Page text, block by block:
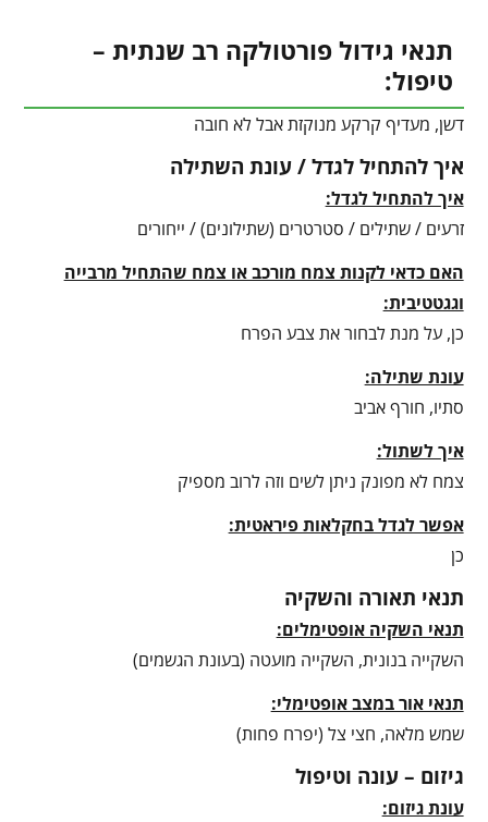
תנאי גידול פורטולקה רב שנתית –
טיפול:
דשן, מעדיף קרקע מנוקזת אבל לא חובה
איך להתחיל לגדל / עונת השתילה
איך להתחיל לגדל:
זרעים / שתילים / סטרטרים (שתילונים) / ייחורים
האם כדאי לקנות צמח מורכב או צמח שהתחיל מרבייה
וגגטטיבית:
כן, על מנת לבחור את צבע הפרח
עונת שתילה:
סתיו, חורף אביב
איך לשתול:
צמח לא מפונק ניתן לשים וזה לרוב מספיק
אפשר לגדל בחקלאות פיראטית:
כן
תנאי תאורה והשקיה
תנאי השקיה אופטימלים:
השקייה בנונית, השקייה מועטה (בעונת הגשמים)
תנאי אור במצב אופטימלי:
שמש מלאה, חצי צל (יפרח פחות)
גיזום – עונה וטיפול
עונת גיזום: